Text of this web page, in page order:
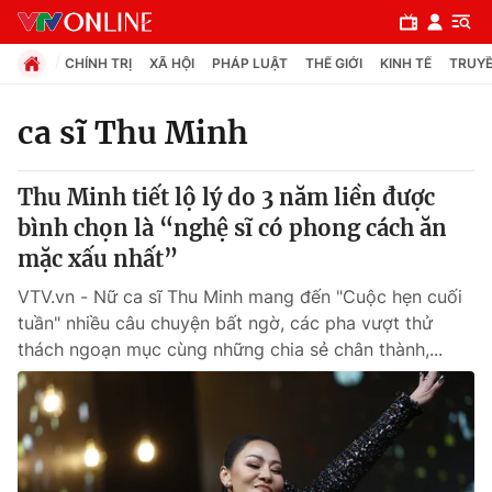
Chuyên mục
Chính trị
Pháp luật
Y tế
Thế giới
CHÍNH TRỊ XÃ HỘI PHÁP LUẬT THẾ GIỚI KINH TẾ
ca sĩ Thu Minh
Thu Minh tiết lộ lý do 3 năm liền được
bình chọn là “nghệ sĩ có phong cách ăn
mặc xấu nhất”
VTV.vn - Nữ ca sĩ Thu Minh mang đến "Cuộc hẹn cuối
tuần" nhiều câu chuyện bất ngờ, các pha vượt thử
thách ngoạn mục cùng những chia sẻ chân thành,...